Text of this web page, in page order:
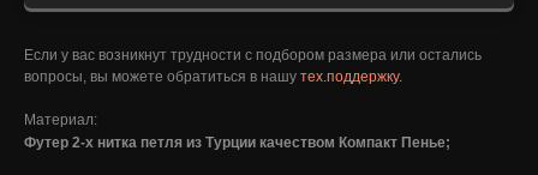
Если у вас возникнут трудности с подбором размера или остались
вопросы, вы можете обратиться в нашу тех.поддержку.
Материал:
Футер 2-х нитка петля из Турции качеством Компакт Пенье;